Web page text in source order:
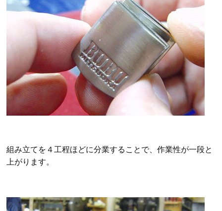
組み立てを４工程ほどに分業することで、作業性が一段と
上がります。